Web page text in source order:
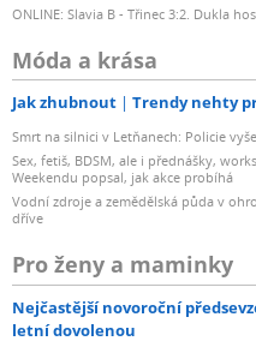
ONLINE: Slavia B - Třinec 3:2. Dukla
Móda a krása
Jak zhubnout Trendy nehty
Smrt na silnici v Letňanech: Policie
Sex, fetiš, BDSM, ale i přednášky,
Weekendu popsal, jak akce probíhá
Vodní zdroje a zemědělská půda v
dříve
Pro ženy a maminky
Nejčastější novoroční
letní dovolenou